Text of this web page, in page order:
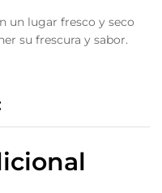
un lugar fresco y seco
su frescura y sabor.